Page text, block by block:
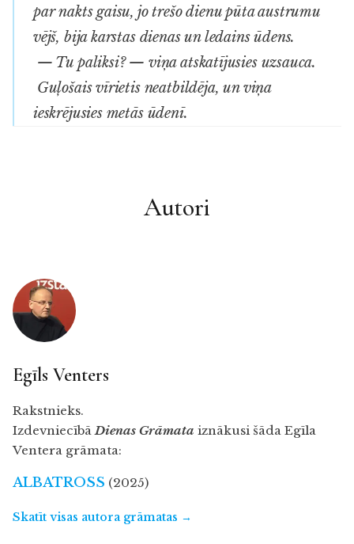
par nakts gaisu, jo trešo dienu pūta austrumu
vējš, bija karstas dienas un ledains ūdens.
— Tu paliksi? — viņa atskatījusies uzsauca.
Guļošais vīrietis neatbildēja, un viņa
ieskrējusies metās ūdenī.
Autori
Egīls Venters
Rakstnieks.
Izdevniecībā Dienas Grāmata iznākusi šāda Egīla
Ventera grāmata:
ALBATROSS (2025)
Skatīt visas autora grāmatas →